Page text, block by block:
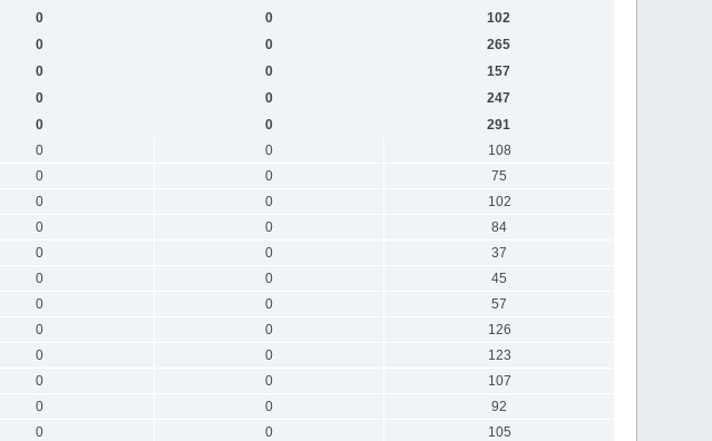
0 0
102
0 0
265
0 0
157
0 0
247
0 0
291
0 0
108
0 0
75
0 0
102
0 0
84
0 0
37
0 0
45
0 0
57
0 0
126
0 0
123
0 0
107
0 0
92
0 0
105